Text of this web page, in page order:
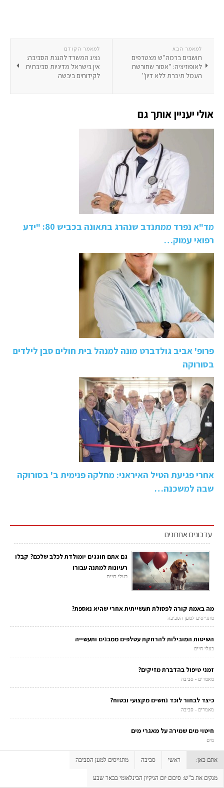
למאמר הקודם
נציג המשרד להגנת הסביבה:
אין בישראל מדיניות סביבתית
לקידוחים ביבשה
למאמר הבא
תושבים ברמה''ש מצטרפים
לאופוזיציה: ''אסור שחורשת
העמל תיכרת ללא דיון''
אולי יעניין אותך גם
מד"א נפרד ממתנדב שנהרג בתאונה בכביש 80: "ידע
רפואי עמוק…
פרופ' אביב גולדברט מונה למנהל בית חולים סבן לילדים
בסורוקה
אחרי פגיעת הטיל האיראני: מחלקה פנימית ב' בסורוקה
שבה למשכנה…
עדכונים אחרונים
גם אתם חוגגים יומולדת לכלב שלכם? קבלו
רעיונות למתנה עבורו
בעלי חיים
מה באמת קורה לפסולת תעשייתית אחרי שהיא נאספת?
מתגייסים למען הסביבה
השיטות המובילות להרחקת עטלפים ממבנים ותעשייה
בעלי חיים
זמני טיפול בהדברת מזיקים?
מאמרים - סביבה
כיצד לבחור לוכד נחשים מקצועי ובטוח?
מאמרים - סביבה
חיטוי מים שמירה על מאגרי מים
מים
אתם כאן: ראשי סביבה מתגייסים למען הסביבה
מנקים את ב"ש: סיכום יום הניקיון הבינלאומי בבאר שבע